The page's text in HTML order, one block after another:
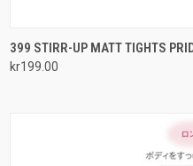
QUICK VIEW VIEW
Compare
399 STIRR-UP MATT TIGHTS
kr199.00